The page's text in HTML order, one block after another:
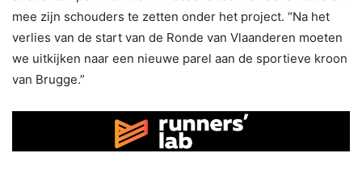
mee zijn schouders te zetten onder het project. “Na het
verlies van de start van de Ronde van Vlaanderen moeten
we uitkijken naar een nieuwe parel aan de sportieve kroon
van Brugge.”